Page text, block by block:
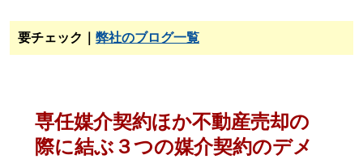
要チェック｜ 弊社のブログ一覧
専任媒介契約ほか不動産売却の
際に結ぶ３つの媒介契約のデメ